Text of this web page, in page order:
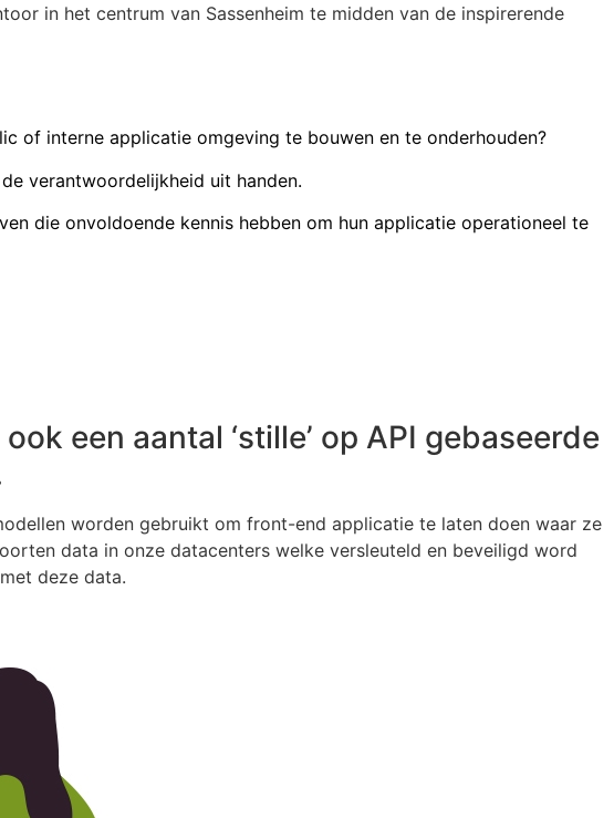
in het centrum van Sassenheim te midden van de inspirerende
of interne applicatie omgeving te bouwen en te onderhouden?
verantwoordelijkheid uit handen.
die onvoldoende kennis hebben om hun applicatie operationeel te
architecten samen met u de omgeving schetsen kijken
consultants mee om de beste manier voor operationele
de eerste release.
bestaat uit backend- en frontend ontwikkelaars, testers en een
De beoogde tijdslijnen worden bekeken en er worden MVP eisen
gecertificeerde datacenters op Nederlandse bodem.
van 24×7 infrastructuur monitoring (NOC) en Security Monitoring
van beveiligingsincidenten. De beoogde tijdslijnen worden bekeken
een aantal ‘stille’ op API gebaseerde
worden gebruikt om front-end applicatie te laten doen waar ze
data in onze datacenters welke versleuteld en beveiligd word
deze data.